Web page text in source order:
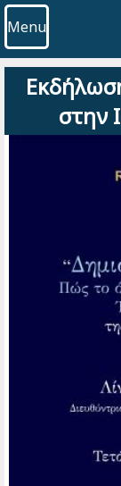
Menu
στην